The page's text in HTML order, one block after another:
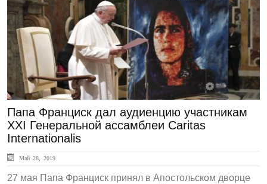
ЛЕНТА НОВОСТЕЙ
Папа Франциск дал аудиенцию участникам
XXI Генеральной ассамблеи Caritas
Internationalis
Май 28, 2019
27 мая Папа Франциск принял в Апостольском дворце